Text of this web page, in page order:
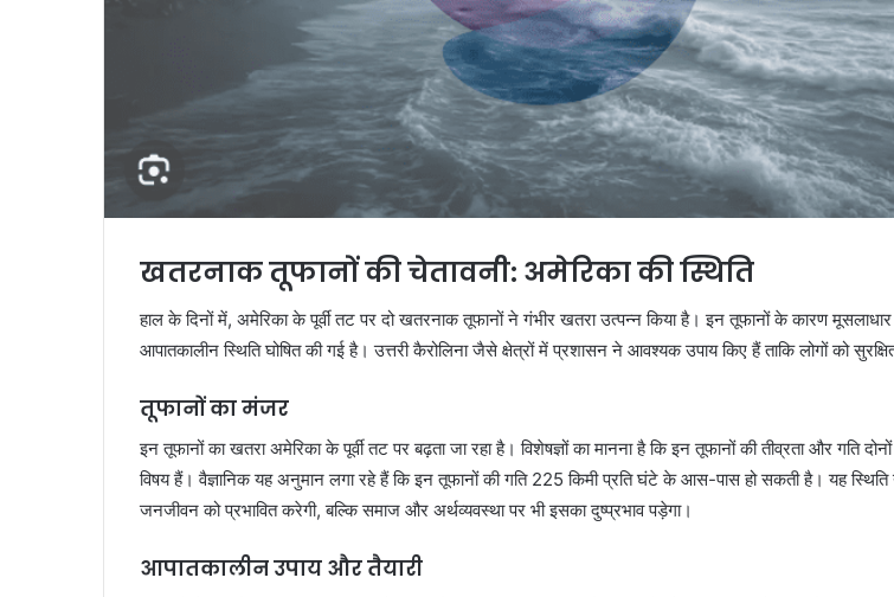
खतरनाक तूफानों की चेतावनी: अमेरिका की स्थिति
हाल के दिनों में, अमेरिका के पूर्वी तट पर दो खतरनाक तूफानों ने गंभीर खतरा उत्पन्न किया है। इन तूफानों के कारण
आपातकालीन स्थिति घोषित की गई है। उत्तरी कैरोलिना जैसे क्षेत्रों में प्रशासन ने आवश्यक उपाय किए हैं ताकि लोगों को
तूफानों का मंजर
इन तूफानों का खतरा अमेरिका के पूर्वी तट पर बढ़ता जा रहा है। विशेषज्ञों का मानना है कि इन तूफानों की तीव्रता और गति दोनों
विषय हैं। वैज्ञानिक यह अनुमान लगा रहे हैं कि इन तूफानों की गति 225 किमी प्रति घंटे के आस-पास हो सकती है। यह
जनजीवन को प्रभावित करेगी, बल्कि समाज और अर्थव्यवस्था पर भी इसका दुष्प्रभाव पड़ेगा।
आपातकालीन उपाय और तैयारी
ने वित्त प्रमुख केंटा कोन को सीईओ
में पदोन्नत किया है, जो तीन वर्षों में
बार नेतृत्व परिवर्तन है।
वॉइस
ऑफ
मीडिया
राष्ट्रीय
अधिवेशन
संपन्न
5 days ago
पत्रकारिता को सशक्त बनाने का संकल्प,
वॉइस ऑफ मीडिया का राष्ट्रीय अधिवेशन
संपन्न
नीचे
गिरने
से
मुश्किल
से
बचते
हुए
निचले
स्तरों
कोशिश
की
है।
की